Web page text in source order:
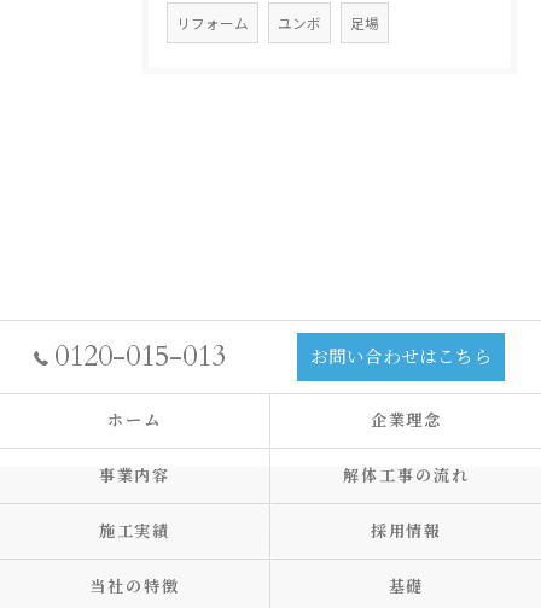
リフォーム ユンボ 足場
0120-015-013 お問い合わせはこちら
ホーム 企業理念
事業内容 解体工事の流れ
施工実績 採用情報
当社の特徴 基礎